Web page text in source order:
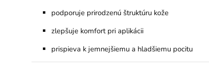
podporuje prirodzenú štruktúru kože
zlepšuje komfort pri aplikácii
prispieva k jemnejšiemu a hladšiemu pocitu